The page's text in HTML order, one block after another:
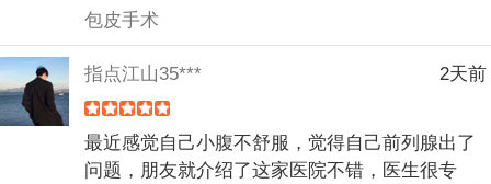
包皮手术
指点江山35*** 2天前
最近感觉自己小腹不舒服，觉得自己前列腺出了
问题，朋友就介绍了这家医院不错，医生很专